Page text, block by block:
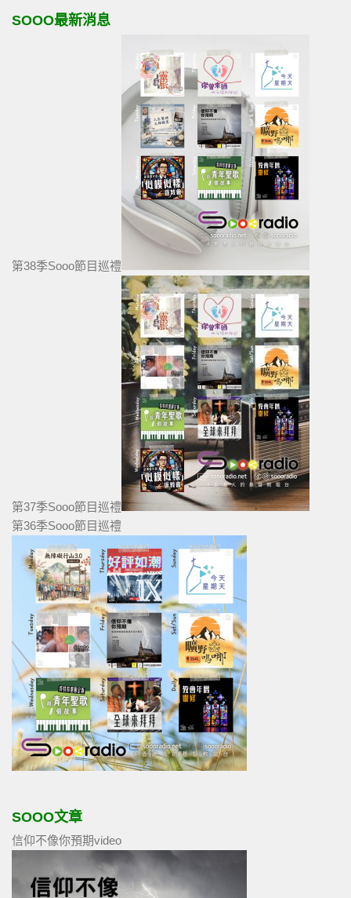
SOOO最新消息
第38季Sooo節目巡禮
第37季Sooo節目巡禮
第36季Sooo節目巡禮
SOOO文章
信仰不像你預期video